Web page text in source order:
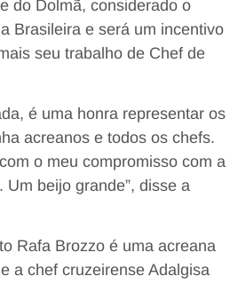
do Dolmã, considerado o
Brasileira e será um incentivo
seu trabalho de Chef de
é uma honra representar os
acreanos e todos os chefs.
o meu compromisso com a
beijo grande”, disse a
Rafa Brozzo é uma acreana
a chef cruzeirense Adalgisa